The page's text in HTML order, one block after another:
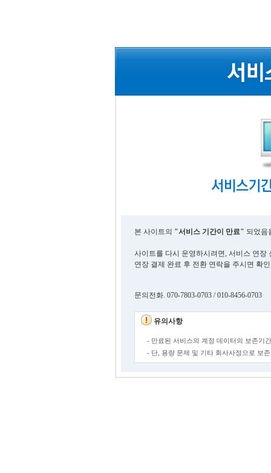
본 사이트의 "서비스 기간이 만료" 되었음
사이트를 다시 운영하시려면, 서비스 연장
연장 결제 완료 후 전환 연락을 주시면 확
문의전화. 070-7803-0703 / 010-8456-0703
유의사항
- 만료된 서비스의 계정 데이터의 보존기
- 단, 용량 문제 및 기타 회사사정으로 보